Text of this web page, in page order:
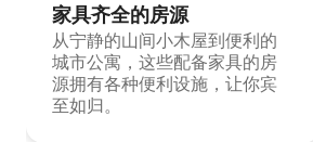
家具齐全的房源
从宁静的山间小木屋到便利的
城市公寓，这些配备家具的房
源拥有各种便利设施，让你宾
至如归。